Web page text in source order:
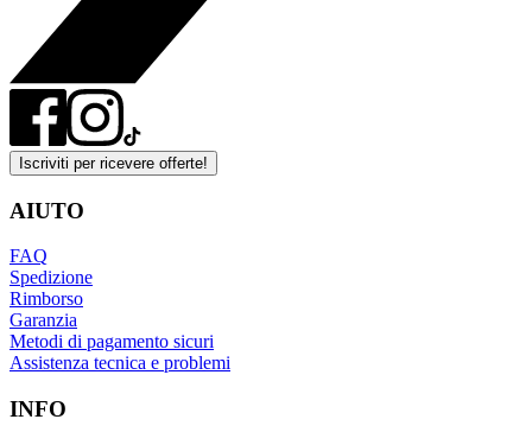
Iscriviti per ricevere offerte!
AIUTO
FAQ
Spedizione
Rimborso
Garanzia
Metodi di pagamento sicuri
Assistenza tecnica e problemi
INFO